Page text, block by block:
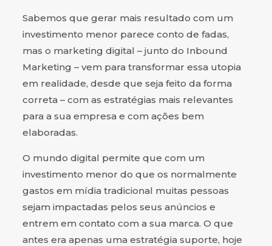
Sabemos que gerar mais resultado com um
investimento menor parece conto de fadas,
mas o marketing digital – junto do Inbound
Marketing – vem para transformar essa utopia
em realidade, desde que seja feito da forma
correta – com as estratégias mais relevantes
para a sua empresa e com ações bem
elaboradas.
O mundo digital permite que com um
investimento menor do que os normalmente
gastos em mídia tradicional muitas pessoas
sejam impactadas pelos seus anúncios e
entrem em contato com a sua marca. O que
antes era apenas uma estratégia suporte, hoje